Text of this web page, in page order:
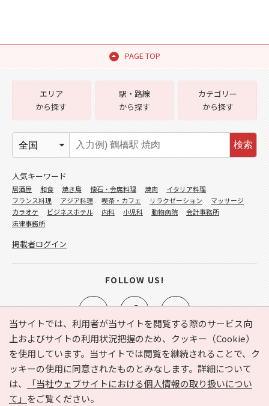
PAGE TOP
当サイトでは、利用者が当サイトを閲覧する際のサービス向
上およびサイトの利用状況把握のため、クッキー（Cookie）
を使用しています。当サイトでは閲覧を継続されることで、ク
ッキーの使用に同意されたものとみなします。詳細について
は、
「当社ウェブサイトにおける個人情報の取り扱いについ
て」 をご覧ください。
e-NAVITA（イーナビタ）とは？ お気に入り
ヘルプ
利用規約
個人情報の取り扱いについて
運営会社
サイトマップ
広告掲載に関するお問い合わせ
エリア
から探す
駅・路線
から探す
カテゴリー
から探す
検索
人気キーワード
居酒屋 和食 焼き鳥 懐石・会席料理 焼肉
イタリア料理
フランス料理
アジア料理 喫茶・カフェ リラクゼーション
マッサージ
カラオケ
ビジネスホテル 内科 小児科 動物病院
会計事務所
法律事務所
掲載者ログイン
FOLLOW US!